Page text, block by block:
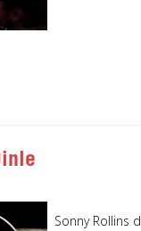
Sonny Rollins